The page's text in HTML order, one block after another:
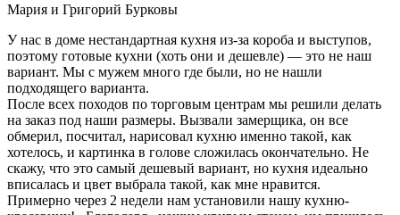
Мария и Григорий Бурковы
У нас в доме нестандартная кухня из-за короба и выступов,
поэтому готовые кухни (хоть они и дешевле) — это не наш
вариант. Мы с мужем много где были, но не нашли
подходящего варианта.
После всех походов по торговым центрам мы решили делать
на заказ под наши размеры. Вызвали замерщика, он все
обмерил, посчитал, нарисовал кухню именно такой, как
хотелось, и картинка в голове сложилась окончательно. Не
скажу, что это самый дешевый вариант, но кухня идеально
вписалась и цвет выбрала такой, как мне нравится.
Примерно через 2 недели нам установили нашу кухню-